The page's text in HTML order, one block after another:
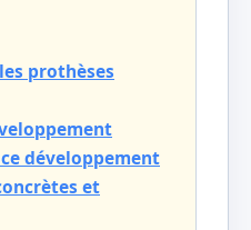
prothèses
ce développement
et